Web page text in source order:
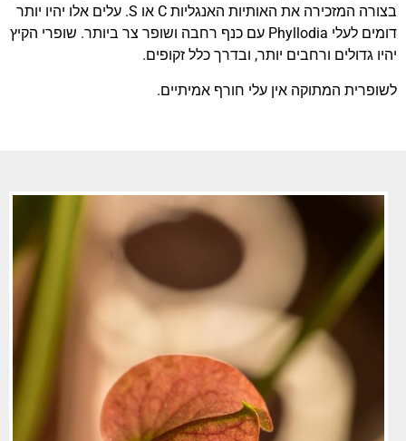
בצורה המזכירה את האותיות האנגליות C או S. עלים אלו יהיו יותר
דומים לעלי Phyllodia עם כנף רחבה ושופר צר ביותר. שופרי הקיץ
יהיו גדולים ורחבים יותר, ובדרך כלל זקופים.
לשופרית המתוקה אין עלי חורף אמיתיים.